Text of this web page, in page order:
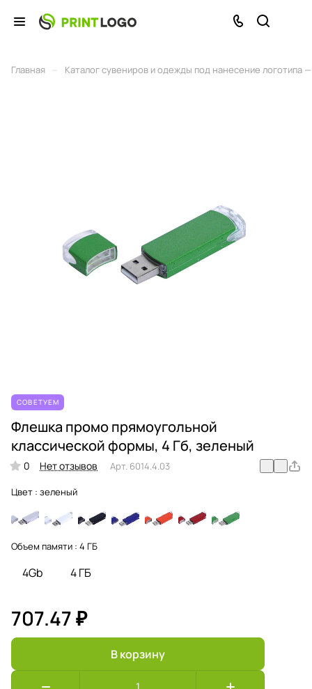
Главная Каталог сувениров и одежды под нанесение логотипа
СОВЕТУЕМ
Флешка промо прямоугольной
классической формы, 4 Гб, зеленый
0 Нет отзывов Арт. 6014.4.03
Цвет : зеленый
Объем памяти : 4 ГБ
4Gb 4 ГБ
707.47 ₽
В корзину